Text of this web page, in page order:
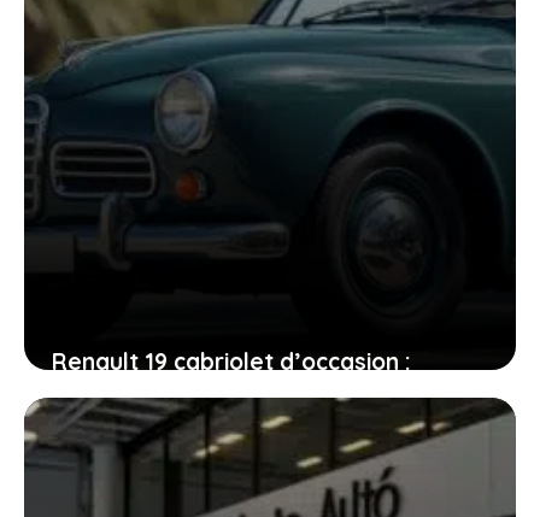
Renault 19 cabriolet d’occasion :
conseils et témoignages pour faire le
bon choix
13 janvier 2026